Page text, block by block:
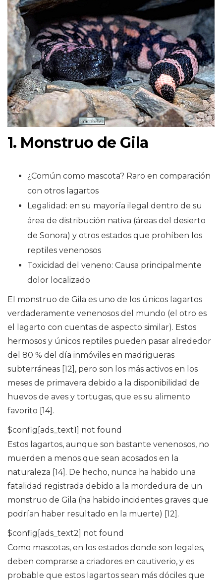
1. Monstruo de Gila
¿Común como mascota? Raro en comparación
con otros lagartos
Legalidad: en su mayoría ilegal dentro de su
área de distribución nativa (áreas del desierto
de Sonora) y otros estados que prohíben los
reptiles venenosos
Toxicidad del veneno: Causa principalmente
dolor localizado
El monstruo de Gila es uno de los únicos lagartos
verdaderamente venenosos del mundo (el otro es
el lagarto con cuentas de aspecto similar). Estos
hermosos y únicos reptiles pueden pasar alrededor
del 80 % del día inmóviles en madrigueras
subterráneas [12], pero son los más activos en los
meses de primavera debido a la disponibilidad de
huevos de aves y tortugas, que es su alimento
favorito [14].
$config[ads_text1] not found
Estos lagartos, aunque son bastante venenosos, no
muerden a menos que sean acosados ​​en la
naturaleza [14]. De hecho, nunca ha habido una
fatalidad registrada debido a la mordedura de un
monstruo de Gila (ha habido incidentes graves que
podrían haber resultado en la muerte) [12].
$config[ads_text2] not found
Como mascotas, en los estados donde son legales,
deben comprarse a criadores en cautiverio, y es
probable que estos lagartos sean más dóciles que